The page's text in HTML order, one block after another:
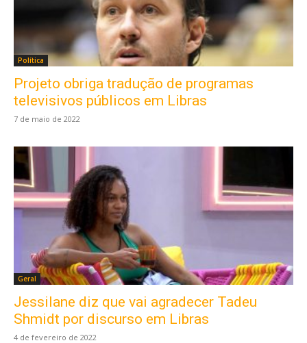
Política
Projeto obriga tradução de programas
televisivos públicos em Libras
7 de maio de 2022
Geral
Jessilane diz que vai agradecer Tadeu
Shmidt por discurso em Libras
4 de fevereiro de 2022